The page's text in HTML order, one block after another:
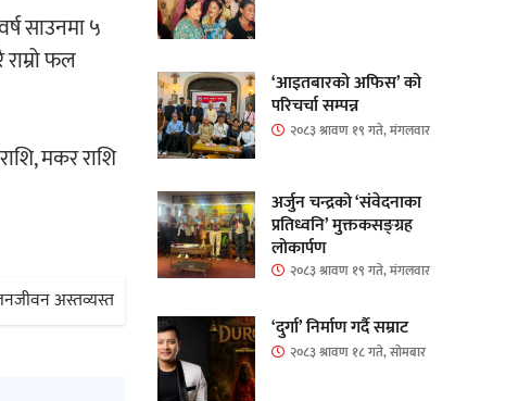
साउनमा ५
फल
मकर राशि
अस्तव्यस्त
‘आइतबारको अफिस’ को
परिचर्चा सम्पन्न
२०८३ श्रावण १९ गते, मंगलवार
अर्जुन चन्द्रको ‘संवेदनाका
प्रतिध्वनि’ मुक्तकसङ्ग्रह
लोकार्पण
२०८३ श्रावण १९ गते, मंगलवार
‘दुर्गा’ निर्माण गर्दै सम्राट
२०८३ श्रावण १८ गते, सोमबार